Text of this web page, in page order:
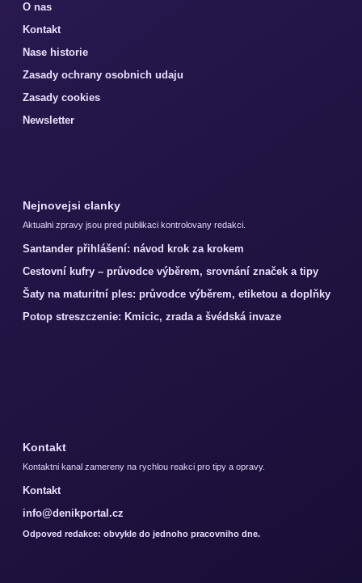
O nas
Kontakt
Nase historie
Zasady ochrany osobnich udaju
Zasady cookies
Newsletter
Nejnovejsi clanky
Aktualni zpravy jsou pred publikaci kontrolovany redakci.
Santander přihlášení: návod krok za krokem
Cestovní kufry – průvodce výběrem, srovnání značek a tipy
Šaty na maturitní ples: průvodce výběrem, etiketou a doplňky
Potop streszczenie: Kmicic, zrada a švédská invaze
Kontakt
Kontaktni kanal zamereny na rychlou reakci pro tipy a opravy.
Kontakt
info@denikportal.cz
Odpoved redakce: obvykle do jednoho pracovniho dne.